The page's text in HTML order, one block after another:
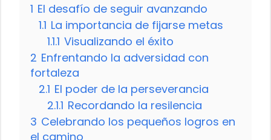
1 El desafío de seguir avanzando
1.1 La importancia de fijarse metas
1.1.1 Visualizando el éxito
2 Enfrentando la adversidad con
fortaleza
2.1 El poder de la perseverancia
2.1.1 Recordando la resilencia
3 Celebrando los pequeños logros en
el camino